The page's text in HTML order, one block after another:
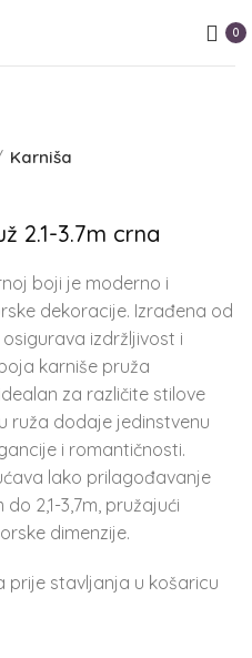
0
Karniša
2.1-3.7m crna
boji je moderno i
dekoracije. Izrađena od
izdržljivost i
karniše pruža
za različite stilove
ruža dodaje jedinstvenu
i romantičnosti.
lako prilagođavanje
2,1-3,7m, pružajući
dimenzije.
prije stavljanja u košaricu